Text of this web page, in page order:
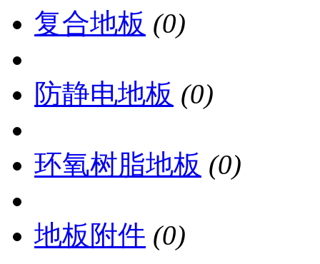
复合地板 (0)
防静电地板 (0)
环氧树脂地板 (0)
地板附件 (0)